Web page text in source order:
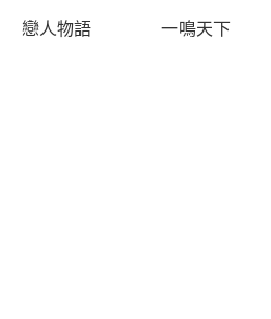
戀人物語 一鳴天下